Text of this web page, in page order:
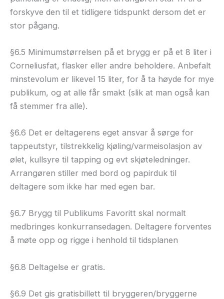
forskyve den til et tidligere tidspunkt dersom det er
stor pågang.
§6.5 Minimumstørrelsen på et brygg er på et 8 liter i
Corneliusfat, flasker eller andre beholdere. Anbefalt
minstevolum er likevel 15 liter, for å ta høyde for mye
publikum, og at alle får smakt (slik at man også kan
få stemmer fra alle).
§6.6 Det er deltagerens eget ansvar å sørge for
tappeutstyr, tilstrekkelig kjøling/varmeisolasjon av
ølet, kullsyre til tapping og evt skjøteledninger.
Arrangøren stiller med bord og papirduk til
deltagere som ikke har med egen bar.
§6.7 Brygg til Publikums Favoritt skal normalt
medbringes konkurransedagen. Deltagere forventes
å møte opp og rigge i henhold til tidsplanen
§6.8 Deltagelse er gratis.
§6.9 Det gis gratisbillett til bryggeren/bryggerne